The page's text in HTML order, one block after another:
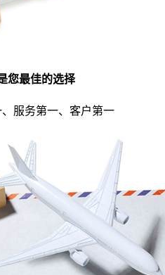
您最佳的选择
服务第一、客户第一